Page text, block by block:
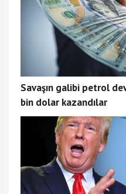
Savaşın galibi petrol
bin dolar kazandılar